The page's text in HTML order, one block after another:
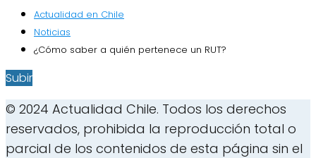
Actualidad en Chile
Noticias
¿Cómo saber a quién pertenece un RUT?
Subir
© 2024 Actualidad Chile. Todos los derechos
reservados, prohibida la reproducción total o
parcial de los contenidos de esta página sin el